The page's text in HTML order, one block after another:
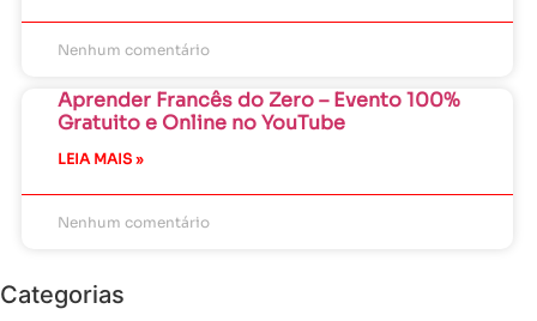
Nenhum comentário
Aprender Francês do Zero – Evento 100%
Gratuito e Online no YouTube
LEIA MAIS »
Nenhum comentário
Categorias